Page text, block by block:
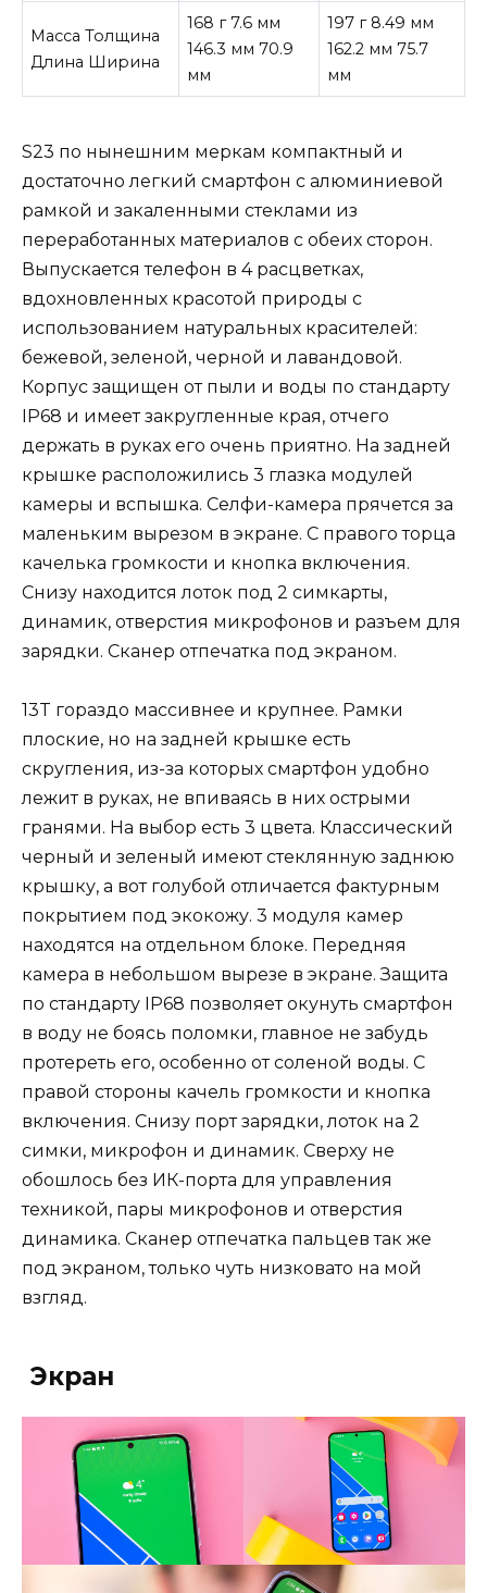
Масса Толщина
Длина Ширина
168 г 7.6 мм
146.3 мм 70.9
мм
197 г 8.49 мм
162.2 мм 75.7
мм
S23 по нынешним меркам компактный и
достаточно легкий смартфон с алюминиевой
рамкой и закаленными стеклами из
переработанных материалов с обеих сторон.
Выпускается телефон в 4 расцветках,
вдохновленных красотой природы с
использованием натуральных красителей:
бежевой, зеленой, черной и лавандовой.
Корпус защищен от пыли и воды по стандарту
IP68 и имеет закругленные края, отчего
держать в руках его очень приятно. На задней
крышке расположились 3 глазка модулей
камеры и вспышка. Селфи-камера прячется за
маленьким вырезом в экране. С правого торца
качелька громкости и кнопка включения.
Снизу находится лоток под 2 симкарты,
динамик, отверстия микрофонов и разъем для
зарядки. Сканер отпечатка под экраном.
13T гораздо массивнее и крупнее. Рамки
плоские, но на задней крышке есть
скругления, из-за которых смартфон удобно
лежит в руках, не впиваясь в них острыми
гранями. На выбор есть 3 цвета. Классический
черный и зеленый имеют стеклянную заднюю
крышку, а вот голубой отличается фактурным
покрытием под экокожу. 3 модуля камер
находятся на отдельном блоке. Передняя
камера в небольшом вырезе в экране. Защита
по стандарту IP68 позволяет окунуть смартфон
в воду не боясь поломки, главное не забудь
протереть его, особенно от соленой воды. С
правой стороны качель громкости и кнопка
включения. Снизу порт зарядки, лоток на 2
симки, микрофон и динамик. Сверху не
обошлось без ИК-порта для управления
техникой, пары микрофонов и отверстия
динамика. Сканер отпечатка пальцев так же
под экраном, только чуть низковато на мой
взгляд.
Экран